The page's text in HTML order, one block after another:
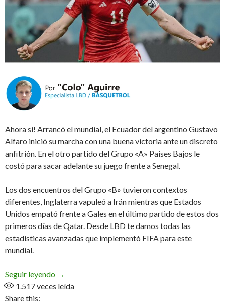
Ahora sí! Arrancó el mundial, el Ecuador del argentino Gustavo
Alfaro inició su marcha con una buena victoria ante un discreto
anfitrión. En el otro partido del Grupo «A» Países Bajos le
costó para sacar adelante su juego frente a Senegal.
Los dos encuentros del Grupo «B» tuvieron contextos
diferentes, Inglaterra vapuleó a Irán mientras que Estados
Unidos empató frente a Gales en el último partido de estos dos
primeros días de Qatar. Desde LBD te damos todas las
estadísticas avanzadas que implementó FIFA para este
mundial.
Seguir leyendo Primeros partidos, muchas emociones
→
1.517veces leída
Share this: